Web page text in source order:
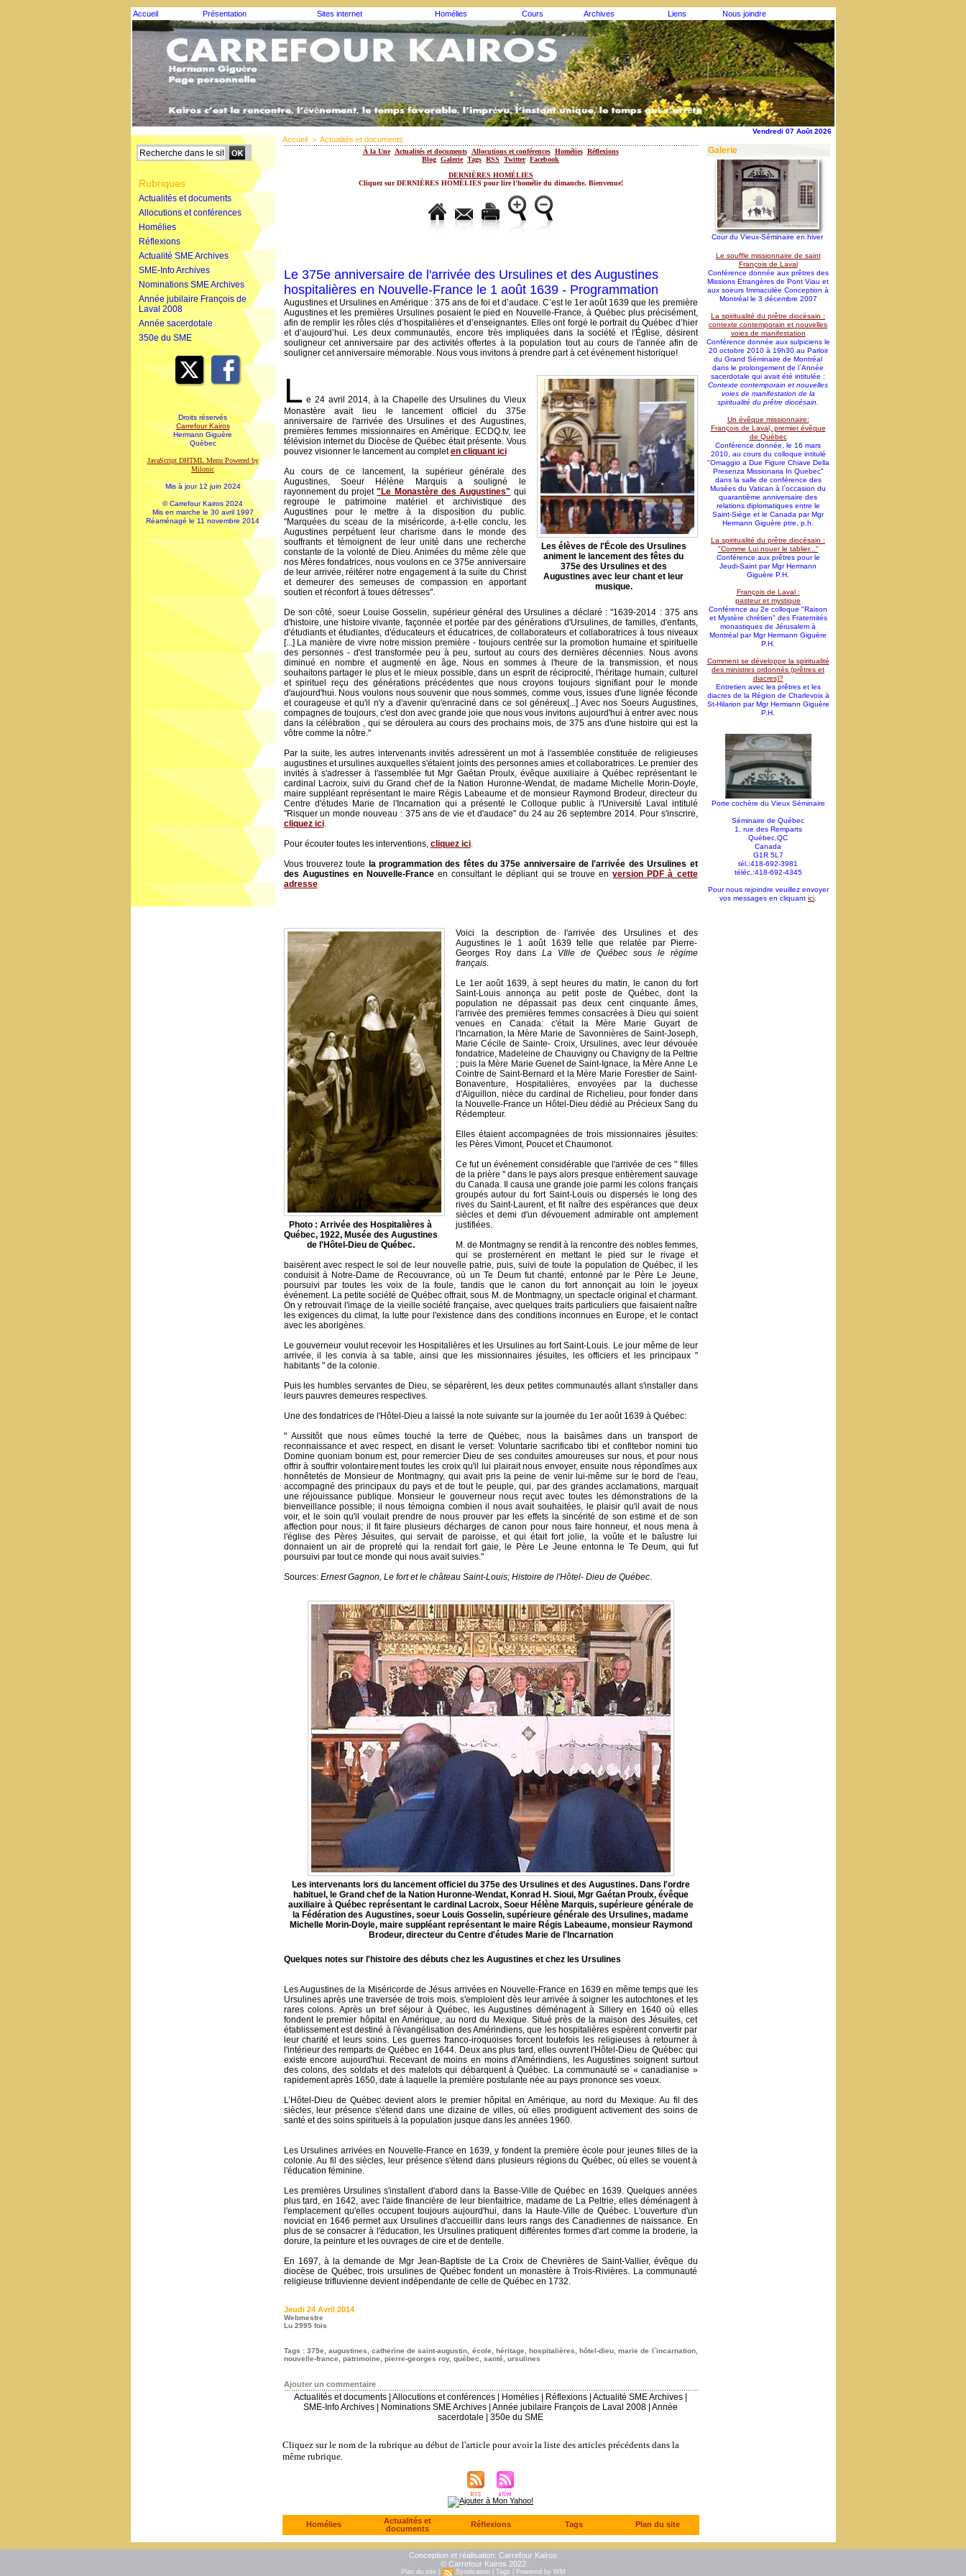
Accueil Présentation Sites internet Homélies Cours Archives Liens Nous joindre
Vendredi 07 Août 2026
Rubriques
Actualités et documents
Allocutions et conférences
Homélies
Réflexions
Actualité SME Archives
SME-Info Archives
Nominations SME Archives
Année jubilaire François de
Laval 2008
Année sacerdotale
350e du SME
Droits réservés
Carrefour Kairos
Hermann Giguère
Québec
JavaScript DHTML Menu Powered by
Milonic
Mis à jour 12 juin 2024
© Carrefour Kairos 2024
Mis en marche le 30 avril 1997
Réaménagé le 11 novembre 2014
Accueil > Actualités et documents
À la Une Actualités et documents Allocutions et conférences Homélies Réflexions
Blog Galerie Tags RSS Twitter Facebook
DERNIÈRES HOMÉLIES
Cliquez sur DERNIÈRES HOMÉLIES pour lire l'homélie du dimanche. Bienvenue!
Le 375e anniversaire de l'arrivée des Ursulines et des Augustines
hospitalières en Nouvelle-France le 1 août 1639 - Programmation
Augustines et Ursulines en Amérique : 375 ans de foi et d’audace. C’est le 1er août 1639 que les première
Augustines et les premières Ursulines posaient le pied en Nouvelle-France, à Québec plus précisément,
afin de remplir les rôles clés d’hospitalières et d’enseignantes. Elles ont forgé le portrait du Québec d’hier
et d’aujourd’hui. Les deux communautés, encore très impliquées dans la société et l'Église, désirent
souligneur cet anniversaire par des activités offertes à la population tout au cours de l'année afin de
souligner cet anniversaire mémorable. Nous vous invitons à prendre part à cet événement historique!
Les élèves de l'École des Ursulines
animent le lancement des fêtes du
375e des Ursulines et des
Augustines avec leur chant et leur
musique.
L e 24 avril 2014, à la Chapelle des Ursulines du Vieux
Monastère avait lieu le lancement officiel du 375e
anniversaire de l'arrivée des Ursulines et des Augustines,
premières femmes missionnaires en Amérique. ECDQ.tv, lee
télévision internet du Diocèse de Québec était présente. Vous
pouvez visionner le lancement au completen cliquant ici
Au cours de ce lancement, la supérieur générale des
Augustines, Soeur Hélène Marquis a souligné le
rayonnement du projet"Le Monastère des Augustines" qui
regroupe le patrimoine matériel et archivistique des
Augustines pour le mettre à la disposition du public.
"Marquées du sceau de la miséricorde, a-t-elle conclu, les
Augustines perpétuent leur charisme dans le monde des
souffrants et témoignent de leur unité dans une recherche
constante de la volonté de Dieu. Animées du même zèle que
nos Mères fondatrices, nous voulons en ce 375e anniversaire
de leur arrivée, réitérer notre engagement à la suite du Christ
et demeurer des semeuses de compassion en apportant
soutien et réconfort à toues détresses".
De son côté, soeur Louise Gosselin, supérieur général des Ursulines a déclaré : "1639-2014 : 375 ans
d'histoire, une histoire vivante, façonnée et portée par des générations d'Ursulines, de familles, d'enfants,
d'étudiants et étudiantes, d'éducateurs et éducatrices, de collaborateurs et collaboratrices à tous niveaux
[...] La manière de vivre notre mission première - toujours centrée sur la promotion humaine et spirituelle
des personnes - d'est transformée peu à peu, surtout au cours des dernières décennies. Nous avons
diminué en nombre et augmenté en âge. Nous en sommes à l'heure de la transmission, et nous
souhaitons partager le plus et le mieux possible, dans un esprit de réciprocité, l'héritage humain, culturel
et spirituel reçu des générations précédentes que nous croyons toujours signifiant pour le monde
d'aujourd'hui. Nous voulons nous souvenir que nous sommes, comme vous, issues d'une lignée féconde
et courageuse et qu'il n'y a d'avenir qu'enraciné dans ce sol généreux[...] Avec nos Soeurs Augustines,
compagnes de toujours, c'est don avec grande joie que nous vous invitons aujourd'hui à entrer avec nous
dans la célébration , qui se déroulera au cours des prochains mois, de 375 ans d'une histoire qui est la
vôtre comme la nôtre."
Par la suite, les autres intervenants invités adressèrent un mot à l'assemblée constituée de religieuses
augustines et ursulines auxquelles s'étaient joints des personnes amies et collaboratrices. Le premier des
invités à s'adresser à l'assemblée fut Mgr Gaétan Proulx, évêque auxiliaire à Québec représentant le
cardinal Lacroix, suivi du Grand chef de la Nation Huronne-Wendat, de madame Michelle Morin-Doyle,
maire suppléant représentant le maire Régis Labeaume et de monsieur Raymond Brodeur, directeur du
Centre d'études Marie de l'Incarnation qui a présenté le Colloque public à l'Université Laval intitulé
"Risquer un monde nouveau : 375 ans de vie et d'audace" du 24 au 26 septembre 2014. Pour s'inscrire,
cliquez ici.
Pour écouter toutes les interventions, cliquez ici.
Vous trouverez toute
la programmation des fêtes du 375e anniversaire de l'arrivée des Ursulines et
des Augustines en Nouvelle-Franceen consultant le dépliant qui se trouve enversion PDF à cette
adresse
Photo : Arrivée des Hospitalières à
Québec, 1922, Musée des Augustines
de l'Hôtel-Dieu de Québec.
Voici la description de l'arrivée des Ursulines et des
Augustines le 1 août 1639 telle que relatée par Pierre-
Georges Roy dans La VIlle de Québec sous le régime
français.
Le 1er août 1639, à sept heures du matin, le canon du fort
Saint-Louis annonça au petit poste de Québec, dont la
population ne dépassait pas deux cent cinquante âmes,
l'arrivée des premières femmes consacrées à Dieu qui soient
venues en Canada: c'était la Mère Marie Guyart de
l'Incarnation, la Mère Marie de Savonnières de Saint-Joseph,
Marie Cécile de Sainte- Croix, Ursulines, avec leur dévouée
fondatrice, Madeleine de Chauvigny ou Chavigny de la Peltrie
; puis la Mère Marie Guenet de Saint-Ignace, la Mère Anne Le
Cointre de Saint-Bernard et la Mère Marie Forestier de Saint-
Bonaventure, Hospitalières, envoyées par la duchesse
d'Aiguillon, nièce du cardinal de Richelieu, pour fonder dans
la Nouvelle-France un Hôtel-Dieu dédié au Précieux Sang du
Rédempteur.
Elles étaient accompagnées de trois missionnaires jésuites:
les Pères Vimont, Poucet et Chaumonot.
Ce fut un événement considérable que l'arrivée de ces " filles
de la prière " dans le pays alors presque entièrement sauvage
du Canada. Il causa une grande joie parmi les colons français
groupés autour du fort Saint-Louis ou dispersés le long des
rives du Saint-Laurent, et fit naître des espérances que deux
siècles et demi d'un dévouement admirable ont amplement
justifiées.
M. de Montmagny se rendit à la rencontre des nobles femmes,
qui se prosternèrent en mettant le pied sur le rivage et
baisèrent avec respect le sol de leur nouvelle patrie, puis, suivi de toute la population de Québec, il les
conduisit à Notre-Dame de Recouvrance, où un Te Deum fut chanté, entonné par le Père Le Jeune,
poursuivi par toutes les voix de la foule, tandis que le canon du fort annonçait au loin le joyeux
événement. La petite société de Québec offrait, sous M. de Montmagny, un spectacle original et charmant.
On y retrouvait l'image de la vieille société française, avec quelques traits particuliers que faisaient naître
les exigences du climat, la lutte pour l'existence dans des conditions inconnues en Europe, et le contact
avec les aborigènes.
Le gouverneur voulut recevoir les Hospitalières et les Ursulines au fort Saint-Louis. Le jour même de leur
arrivée, il les convia à sa table, ainsi que les missionnaires jésuites, les officiers et les principaux "
habitants " de la colonie.
Puis les humbles servantes de Dieu, se séparèrent, les deux petites communautés allant s'installer dans
leurs pauvres demeures respectives.
Une des fondatrices de l'Hôtel-Dieu a laissé la note suivante sur la journée du 1er août 1639 à Québec:
" Aussitôt que nous eûmes touché la terre de Québec, nous la baisâmes dans un transport de
reconnaissance et avec respect, en disant le verset: Voluntarie sacrificabo tibi et confitebor nomini tuo
Domine quoniam bonum est, pour remercier Dieu de ses conduites amoureuses sur nous, et pour nous
offrir à souffrir volontairement toutes les croix qu'il lui plairait nous envoyer, ensuite nous répondîmes aux
honnêtetés de Monsieur de Montmagny, qui avait pris la peine de venir lui-même sur le bord de l'eau,
accompagné des principaux du pays et de tout le peuple, qui, par des grandes acclamations, marquait
une réjouissance publique. Monsieur le gouverneur nous reçut avec toutes les démonstrations de la
bienveillance possible; il nous témoigna combien il nous avait souhaitées, le plaisir qu'il avait de nous
voir, et le soin qu'il voulait prendre de nous prouver par les effets la sincérité de son estime et de son
affection pour nous; il fit faire plusieurs décharges de canon pour nous faire honneur, et nous mena à
l'église des Pères Jésuites, qui servait de paroisse, et qui était fort jolie, la voûte et le baîustre lui
donnaient un air de propreté qui la rendait fort gaie, le Père Le Jeune entonna le Te Deum, qui fut
poursuivi par tout ce monde qui nous avait suivies."
Sources: Ernest Gagnon, Le fort et le château Saint-Louis; Histoire de l'Hôtel- Dieu de Québec.
Les intervenants lors du lancement officiel du 375e des Ursulines et des Augustines. Dans l'ordre
habituel, le Grand chef de la Nation Huronne-Wendat, Konrad H. Sioui, Mgr Gaétan Proulx, évêque
auxiliaire à Québec représentant le cardinal Lacroix, Soeur Hélène Marquis, supérieure générale de
la Fédération des Augustines, soeur Louis Gosselin, supérieure générale des Ursulines, madame
Michelle Morin-Doyle, maire suppléant représentant le maire Régis Labeaume, monsieur Raymond
Brodeur, directeur du Centre d'études Marie de l'Incarnation
Quelques notes sur l'histoire des débuts chez les Augustines et chez les Ursulines
Les Augustines de la Miséricorde de Jésus arrivées en Nouvelle-France en 1639 en même temps que les
Ursulines après une traversée de trois mois. s'emploient dès leur arrivée à soigner les autochtones et les
rares colons. Après un bref séjour à Québec, les Augustines déménagent à Sillery en 1640 où elles
fondent le premier hôpital en Amérique, au nord du Mexique. Situé près de la maison des Jésuites, cet
établissement est destiné à l'évangélisation des Amérindiens, que les hospitalières espèrent convertir par
leur charité et leurs soins. Les guerres franco-iroquoises forcent toutefois les religieuses à retourner à
l'intérieur des remparts de Québec en 1644. Deux ans plus tard, elles ouvrent l'Hôtel-Dieu de Québec qui
existe encore aujourd'hui. Recevant de moins en moins d'Amérindiens, les Augustines soignent surtout
des colons, des soldats et des matelots qui débarquent à Québec. La communauté se « canadianise »
rapidement après 1650, date à laquelle la première postulante née au pays prononce ses voeux.
L’Hôtel-Dieu de Québec devient alors le premier hôpital en Amérique, au nord du Mexique. Au fil des
siècles, leur présence s'étend dans une dizaine de villes, où elles prodiguent activement des soins de
santé et des soins spirituels à la population jusque dans les années 1960.
Les Ursulines arrivées en Nouvelle-France en 1639, y fondent la première école pour jeunes filles de la
colonie. Au fil des siècles, leur présence s'étend dans plusieurs régions du Québec, où elles se vouent à
l'éducation féminine.
Les premières Ursulines s'installent d'abord dans la Basse-Ville de Québec en 1639. Quelques années
plus tard, en 1642, avec l'aide financière de leur bienfaitrice, madame de La Peltrie, elles déménagent à
l'emplacement qu'elles occupent toujours aujourd'hui, dans la Haute-Ville de Québec. L'ouverture d'un
noviciat en 1646 permet aux Ursulines d'accueillir dans leurs rangs des Canadiennes de naissance. En
plus de se consacrer à l'éducation, les Ursulines pratiquent différentes formes d'art comme la broderie, la
dorure, la peinture et les ouvrages de cire et de dentelle.
En 1697, à la demande de Mgr Jean-Baptiste de La Croix de Chevrières de Saint-Vallier, évêque du
diocèse de Québec, trois ursulines de Québec fondent un monastère à Trois-Rivières. La communauté
religieuse trifluvienne devient indépendante de celle de Québec en 1732.
Jeudi 24 Avril 2014
Webmestre
Lu 2995 fois
Tags : 375e augustines ,catherine de saint-augustin école héritage hospitalières ,hôtel-dieu ,marie de l`incarnation,
nouvelle-france
patrimoine pierre-georges roy, québec santé ursulines
Ajouter un commentaire
Actualités et documents Allocutions et conférences Homélies Réflexions Actualité SME Archives
SME-Info Archives
Nominations SME Archives Année jubilaire François de Laval 2008 Année
sacerdotale
350e du SME
Cliquez sur le nom de la rubrique au début de l'article pour avoir la liste des articles précédents dans la
même rubrique.
Homélies
Actualités et
documents
Réflexions Tags Plan du site
Galerie
Cour du Vieux-Séminaire en hiver
Le souffle missionnaire de saint
François de Laval
Conférence donnée aux prêtres des
Missions Etrangères de Pont Viau et
aux soeurs Immaculée Conception à
Montréal le 3 décembre 2007
La spiritualité du prêtre diocésain :
contexte contemporain et nouvelles
voies de manifestation
Conférence donnée aux sulpiciens le
20 octobre 2010 à 19h30 au Parloir
du Grand Séminaire de Montréal
dans le prolongement de l`Année
sacerdotale qui avait été intitulée :
Contexte contemporain et nouvelles
voies de manifestation de la
spiritualité du prêtre diocésain
Un évêque missionnaire:
François de Laval, premier évêque
de Québec
Conférence donnée, le 16 mars
2010, au cours du colloque intitulé
"Omaggio a Due Figure Chiave Della
Presenza Missionaria In Quebec"
dans la salle de conférence des
Musées du Vatican à l`occasion du
quarantième anniversaire des
relations diplomatiques entre le
Saint-Siège et le Canada par Mgr
Hermann Giguère ptre, p.h.
La spiritualité du prêtre diocésain :
"Comme Lui nouer le tablier..."
Conférence aux prêtres pour le
Jeudi-Saint par Mgr Hermann
Giguère P.H.
François de Laval :
pasteur et mystique
Conférence au 2e colloque "Raison
et Mystère chrétien" des Fraternités
monastiques de Jérusalem à
Montréal par Mgr Hermann Giguère
P.H.
Comment se développe la spiritualité
des ministres ordonnés (prêtres et
diacres)?
Entretien avec les prêtres et les
diacres de la Région de Charlevoix à
St-Hilarion par Mgr Hermann Giguère
P.H.
Porte cochère du Vieux Séminaire
Séminaire de Québec
1, rue des Remparts
Québec,QC
Canada
G1R 5L7
tél.:418-692-3981
téléc.:418-692-4345
Pour nous rejoindre veuillez envoyer
vos messages en cliquant ici
Conception et réalisation: Carrefour Kairos
© Carrefour Kairos 2022
Plan du site Syndication Tags Powered by WM